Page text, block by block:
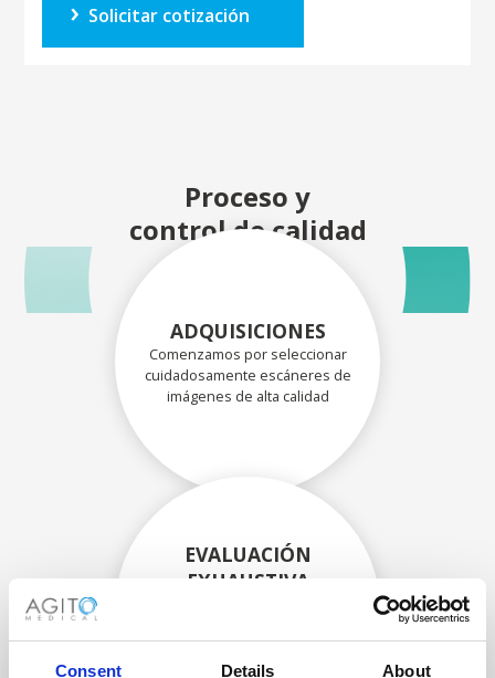
Consent Details About
Solicitar cotización
Proceso y
control de calidad
ADQUISICIONES
Comenzamos por seleccionar
cuidadosamente escáneres de
imágenes de alta calidad
EVALUACIÓN
EXHAUSTIVA
cuidadosamente cada escáner
y sus componentes.